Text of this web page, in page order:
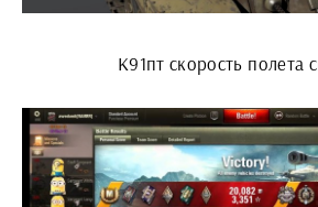
К91пт скорость полета